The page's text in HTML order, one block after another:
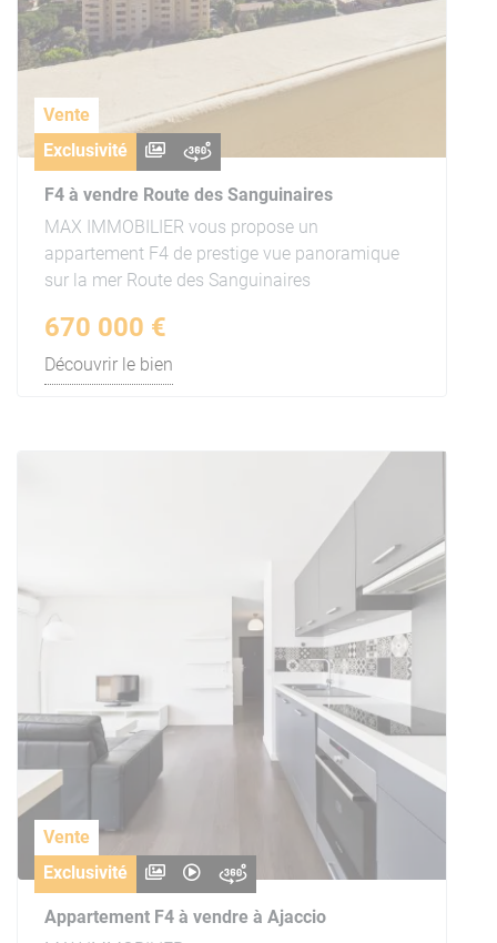
Vente
Exclusivité
F4 à vendre Route des Sanguinaires
MAX IMMOBILIER vous propose un
appartement F4 de prestige vue panoramique
sur la mer Route des Sanguinaires
670 000 €
Découvrir le bien
Vente
Exclusivité
Appartement F4 à vendre à Ajaccio